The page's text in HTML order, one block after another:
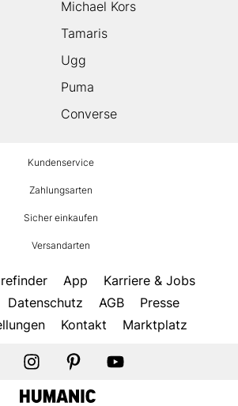
Michael Kors
Tamaris
Ugg
Puma
Converse
Kundenservice
Zahlungsarten
Sicher einkaufen
Versandarten
App
Karriere & Jobs
Datenschutz AGB
Presse
Kontakt Marktplatz